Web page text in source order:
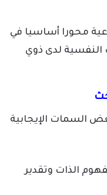
محورا أساسيا في
لدى ذوي
السمات الإيجابية
الذات وتقدير